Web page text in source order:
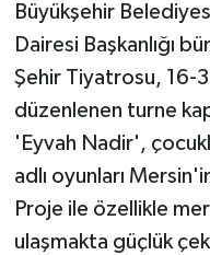
Büyükşehir
Dairesi Başkanlığı
Şehir Tiyatrosu, 16-
düzenlenen turne
'Eyvah Nadir',
adlı oyunları
Proje ile özellikle
ulaşmakta güçlük